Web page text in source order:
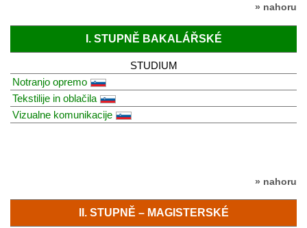
» nahoru
I. STUPNĚ BAKALÁŘSKÉ
STUDIUM
Notranjo opremo
Tekstilije in oblačila
Vizualne komunikacije
» nahoru
II. STUPNĚ – MAGISTERSKÉ